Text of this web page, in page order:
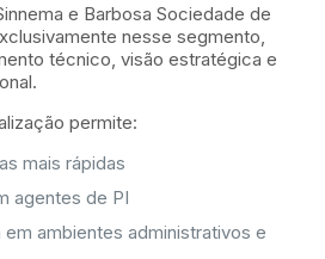
e Barbosa Sociedade de
nesse segmento,
técnico, visão estratégica e
permite:
mais rápidas
agentes de PI
ambientes administrativos e